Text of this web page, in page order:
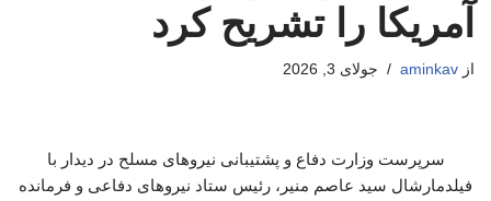
آمریکا را تشریح کرد
از aminkav جولای 3, 2026
سرپرست وزارت دفاع و پشتیبانی نیروهای مسلح در دیدار با
فیلدمارشال سید عاصم منیر، رئیس ستاد نیروهای دفاعی و فرمانده